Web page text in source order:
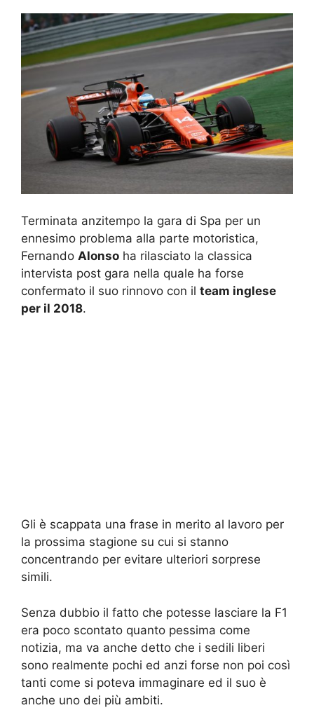
Terminata anzitempo la gara di Spa per un
ennesimo problema alla parte motoristica,
Fernando Alonso ha rilasciato la classica
intervista post gara nella quale ha forse
confermato il suo rinnovo con il team inglese
per il 2018.
Gli è scappata una frase in merito al lavoro per
la prossima stagione su cui si stanno
concentrando per evitare ulteriori sorprese
simili.
Senza dubbio il fatto che potesse lasciare la F1
era poco scontato quanto pessima come
notizia, ma va anche detto che i sedili liberi
sono realmente pochi ed anzi forse non poi così
tanti come si poteva immaginare ed il suo è
anche uno dei più ambiti.